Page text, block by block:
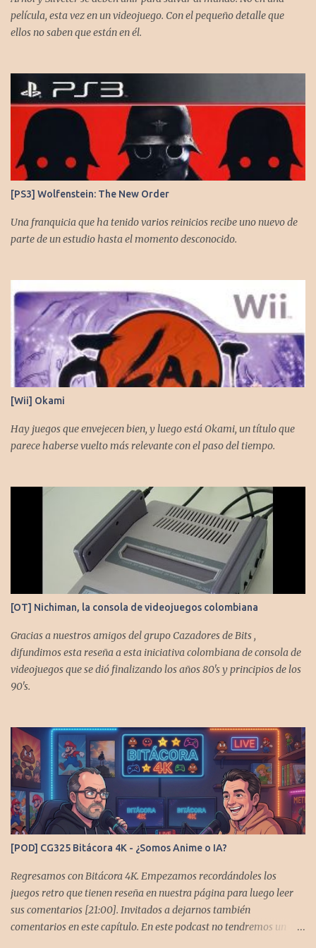
película, esta vez en un videojuego. Con el pequeño detalle que
ellos no saben que están en él.
[PS3] Wolfenstein: The New Order
Una franquicia que ha tenido varios reinicios recibe uno nuevo de
parte de un estudio hasta el momento desconocido.
[Wii] Okami
Hay juegos que envejecen bien, y luego está Okami, un título que
parece haberse vuelto más relevante con el paso del tiempo.
[OT] Nichiman, la consola de videojuegos colombiana
Gracias a nuestros amigos del grupo Cazadores de Bits ,
difundimos esta reseña a esta iniciativa colombiana de consola de
videojuegos que se dió finalizando los años 80's y principios de los
90's.
[POD] CG325 Bitácora 4K - ¿Somos Anime o IA?
Regresamos con Bitácora 4K. Empezamos recordándoles los
juegos retro que tienen reseña en nuestra página para luego leer
sus comentarios [21:00]. Invitados a dejarnos también
comentarios en este capítulo. En este podcast no tendremos un